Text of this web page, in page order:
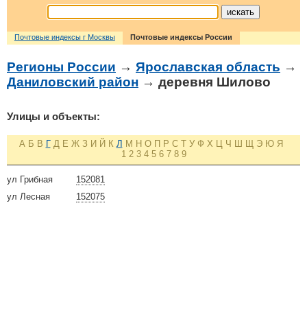
Почтовые индексы г Москвы Почтовые индексы России
Регионы России → Ярославская область →
Даниловский район → деревня Шилово
Улицы и объекты:
А Б В Г Д Е Ж З И Й К Л М Н О П Р С Т У Ф Х Ц Ч Ш Щ Э Ю Я
1 2 3 4 5 6 7 8 9
152081
ул Грибная
152075
ул Лесная